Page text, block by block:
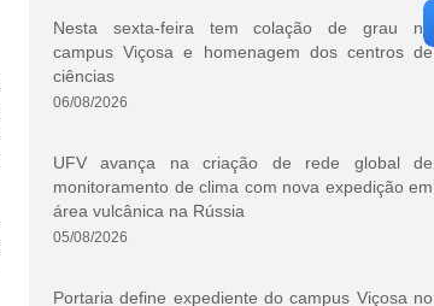
Nesta sexta-feira tem colação de grau no
campus Viçosa e homenagem dos centros de
ciências
06/08/2026
UFV avança na criação de rede global de
monitoramento de clima com nova expedição em
área vulcânica na Rússia
05/08/2026
Portaria define expediente do campus Viçosa no